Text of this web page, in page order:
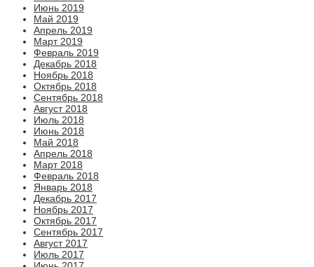
Июнь 2019
Май 2019
Апрель 2019
Март 2019
Февраль 2019
Декабрь 2018
Ноябрь 2018
Октябрь 2018
Сентябрь 2018
Август 2018
Июль 2018
Июнь 2018
Май 2018
Апрель 2018
Март 2018
Февраль 2018
Январь 2018
Декабрь 2017
Ноябрь 2017
Октябрь 2017
Сентябрь 2017
Август 2017
Июль 2017